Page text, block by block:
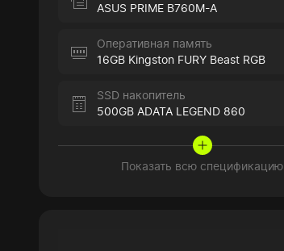
ASUS PRIME B760M-A
Оперативная память
16GB Kingston FURY Beast RGB
SSD накопитель
500GB ADATA LEGEND 860
Показать всю спецификацию